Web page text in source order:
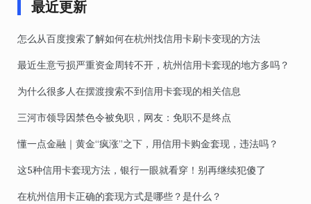
最近更新
怎么从百度搜索了解如何在杭州找信用卡刷卡变现的方法
最近生意亏损严重资金周转不开，杭州信用卡套现的地方多吗？
为什么很多人在摆渡搜索不到信用卡套现的相关信息
三河市领导因禁色令被免职，网友：免职不是终点
懂一点金融｜黄金“疯涨”之下，用信用卡购金套现，违法吗？
这5种信用卡套现方法，银行一眼就看穿！别再继续犯傻了
在杭州信用卡正确的套现方式是哪些？是什么？